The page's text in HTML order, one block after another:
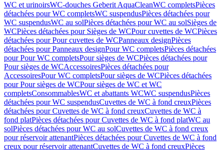
WC et urinoirsWC-douches Geberit AquaCleanWC completsPièces
détachées pour WC completsWC suspendusPièces détachées pour
WC suspendusWC au solPièces détachées pour WC au solSièges de
WCPièces détachées pour Sièges de WCPour cuvettes de WCPièces
détachées pour Pour cuvettes de WCPanneaux designPièces
détachées pour Panneaux designPour WC completsPièces détachées
pour Pour WC completsPour sièges de WCPièces détachées pour
Pour sièges de WCAccessoiresPièces détachées pour
AccessoiresPour WC completsPour sièges de WCPièces détachées
pour Pour sièges de WCPour sièges de WC et WC
completsConsommablesWC et abattants WCWC suspendusPièces
détachées pour WC suspendusCuvettes de WC à fond creuxPièces
détachées pour Cuvettes de WC à fond creuxCuvettes de WC à
fond platPièces détachées pour Cuvettes de WC à fond platWC au
solPièces détachées pour WC au solCuvettes de WC à fond creux
pour réservoir attenantPièces détachées pour Cuvettes de WC à fond
creux pour réservoir attenantCuvettes de WC à fond creuxPièces